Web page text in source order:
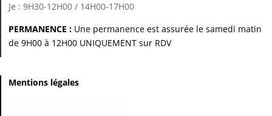
Je : 9H30-12H00 / 14H00-17H00
PERMANENCE : Une permanence est assurée le samedi matin
de 9H00 à 12H00 UNIQUEMENT sur RDV
Mentions légales